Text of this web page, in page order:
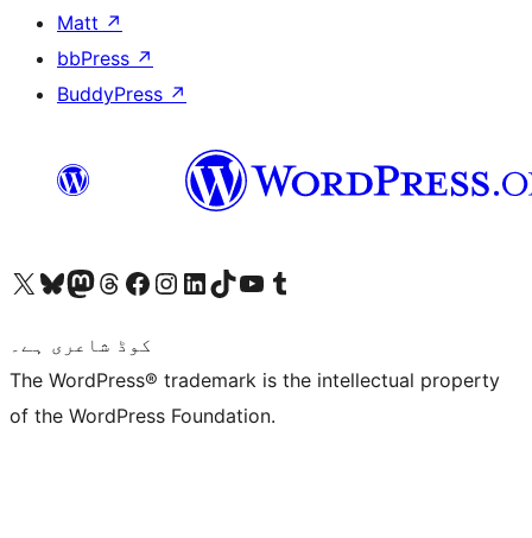
Matt ↗
bbPress ↗
BuddyPress ↗
Visit our X (formerly Twitter) account
ہمارے بلیواسکائی اکاؤنٹ پر جائیں
Visit our Mastodon account
ہمارے ٹھریڈز اکاؤنٹ پر جائیں
Visit our Facebook page
Visit our Instagram account
Visit our LinkedIn account
ہمارے ٹک ٹاک اکاؤنٹ پر جائیں
Visit our YouTube channel
ہمارے ٹمبلر اکاؤنٹ پر جائیں
کوڈ شاعری ہے۔
The WordPress® trademark is the intellectual property
of the WordPress Foundation.